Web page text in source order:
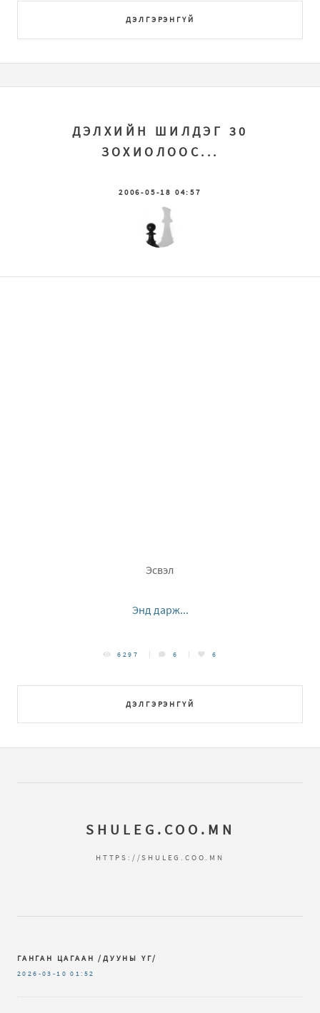
ДЭЛГЭРЭНГҮЙ
ДЭЛХИЙН ШИЛДЭГ 30
ЗОХИОЛООС...
2006-05-18 04:57
Эсвэл
Энд дарж...
ДЭЛГЭРЭНГҮЙ
6297 6 6
SHULEG.COO.MN
HTTPS://SHULEG.COO.MN
ГАНГАН ЦАГААН /ДУУНЫ ҮГ/
2026-03-10 01:52